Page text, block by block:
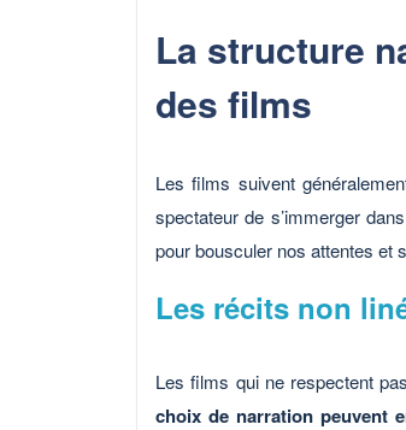
La structure
des films
Les films suivent
spectateur de s’immerger
pour bousculer nos attentes et
Les récits non
Les films qui ne respectent
choix de narration peuvent